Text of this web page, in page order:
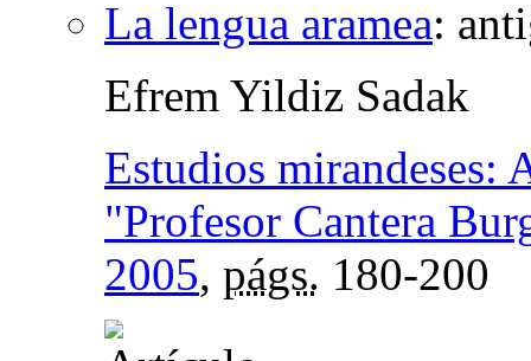
La lengua aramea:
Efrem Yildiz Sadak
Estudios mirandeses:
"Profesor Cantera
2005, págs. 180-200